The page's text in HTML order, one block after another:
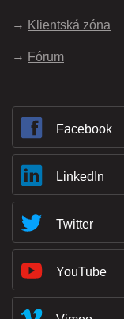
Klientská zóna
Fórum
Facebook
LinkedIn
Twitter
YouTube